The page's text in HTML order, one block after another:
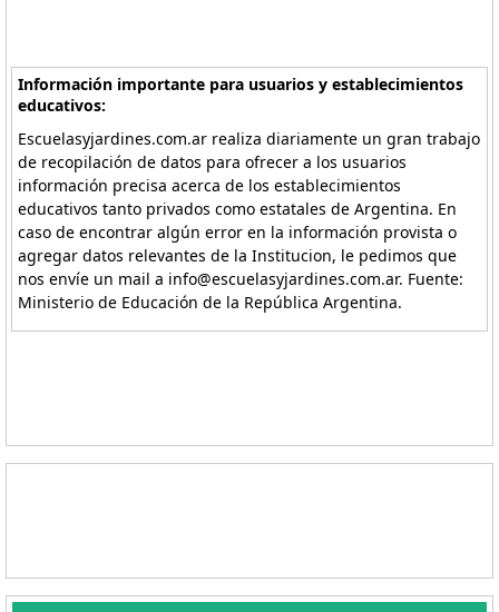
Información importante para usuarios y establecimientos
educativos:
Escuelasyjardines.com.ar realiza diariamente un gran trabajo
de recopilación de datos para ofrecer a los usuarios
información precisa acerca de los establecimientos
educativos tanto privados como estatales de Argentina. En
caso de encontrar algún error en la información provista o
agregar datos relevantes de la Institucion, le pedimos que
nos envíe un mail a info@escuelasyjardines.com.ar. Fuente:
Ministerio de Educación de la República Argentina.